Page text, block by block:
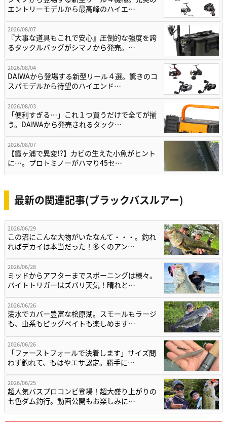
エントリーモデルから最高峰のハイエ…
2026/08/07
『大事な道具もこれで安心』圧倒的な強度を誇
るタックルバッグがシマノから発売。…
2026/08/04
DAIWAから登場する新型リール４選。驚きのコ
スパモデルから待望のハイエンド…
2026/08/03
「便利すぎる…」これ１つ買うだけで全てが揃
う。DAIWAから発売されるタック…
2026/08/07
【霞ヶ浦で異変!?】カビの生えた小魚がヒント
に…。プロトミノーがハマり45セ…
最新の関連記事(ブラックバスルアー)
2026/06/29
この沼にこんな大物がいたなんて・・・。釣れ
ればデカイは本当だった！多くのアン…
2026/06/28
ミッドからアフターまでスポーニングは様々。
バイトトリガーはズバリ天気！晴れと…
2026/06/26
満水でカバー豊富な桧原湖。スモールもラージ
も、虫系もビッグベイトも楽しめます…
2026/06/26
「ファーストフォールで決着します」サイズ問
わず釣れて、もはやエサ認定。勝手に…
2026/06/25
超人気バスプロコンビ登場！超大盛り上がりの
七色ダム釣行。動画公開もお楽しみに…